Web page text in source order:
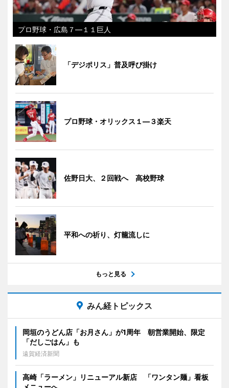
プロ野球・広島７―１１巨人
「デジポリス」普及呼び掛け
プロ野球・オリックス１―３楽天
佐野日大、２回戦へ 高校野球
平和への祈り、灯籠流しに
もっと見る
みん経トピックス
岡垣のうどん店「お月さん」が1周年 朝営業開始、限定
「だしごはん」も
遠賀経済新聞
高崎「ラーメン」リニューアル新店 「ワンタン麺」看板